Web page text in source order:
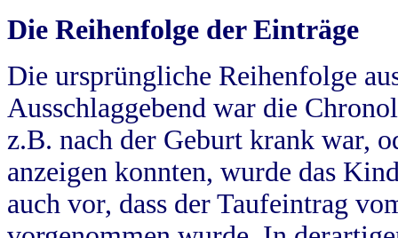
Die Reihenfolge der Einträge
Die ursprüngliche Reihenfolge
Ausschlaggebend war die
z.B. nach der Geburt krank war,
anzeigen konnten, wurde das
auch vor, dass der Taufeintrag